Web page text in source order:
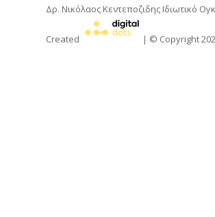
Δρ. Νικόλαος Κεντεποζιδης Ιδιωτικό
Created | © Copyright